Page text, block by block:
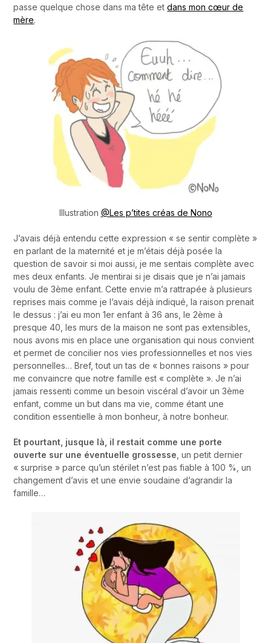
passe quelque chose dans ma tête etdans mon cœur de
mère.
Illustration @Les p’tites créas de Nono
J’avais déjà entendu cette expression « se sentir complète »
en parlant de la maternité et je m’étais déjà posée la
question de savoir si moi aussi, je me sentais complète avec
mes deux enfants. Je mentirai si je disais que je n’ai jamais
voulu de 3ème enfant. Cette envie m’a rattrapée à plusieurs
reprises mais comme je l’avais déjà indiqué, la raison prenait
le dessus : j’ai eu mon 1er enfant à 36 ans, le 2ème à
presque 40, les murs de la maison ne sont pas extensibles,
nous avons mis en place une organisation qui nous convient
et permet de concilier nos vies professionnelles et nos vies
personnelles… Bref, tout un tas de « bonnes raisons » pour
me convaincre que notre famille est « complète ». Je n’ai
jamais ressenti comme un besoin viscéral d’avoir un 3ème
enfant, comme un but dans ma vie, comme étant une
condition essentielle à mon bonheur, à notre bonheur.
Et pourtant, jusque là, il restait comme une porte
ouverte sur une éventuelle grossesse , un petit dernier
« surprise » parce qu’un stérilet n’est pas fiable à 100 %, un
changement d’avis et une envie soudaine d’agrandir la
famille…